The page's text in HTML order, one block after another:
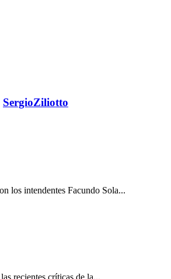
SergioZiliotto
los intendentes Facundo Sola...
recientes críticas de la...